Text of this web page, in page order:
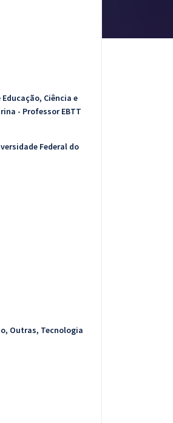
Ciência e
- Professor EBTT
Federal do
Outras, Tecnologia